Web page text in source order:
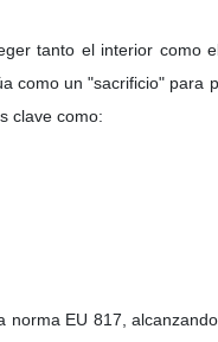
tanto el interior como
como un "sacrificio" para
clave como:
EU 817,